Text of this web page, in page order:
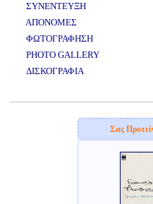
ΣΥΝΕΝΤΕΥΞΗ
ΑΠΟΝΟΜΕΣ
ΦΩΤΟΓΡΑΦΗΣΗ
PHOTO GALLERY
ΔΙΣΚΟΓΡΑΦΙΑ
Σας